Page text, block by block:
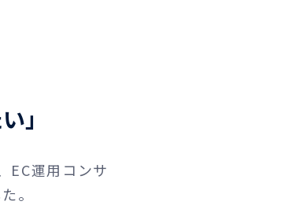
」
EC運用コンサ
。